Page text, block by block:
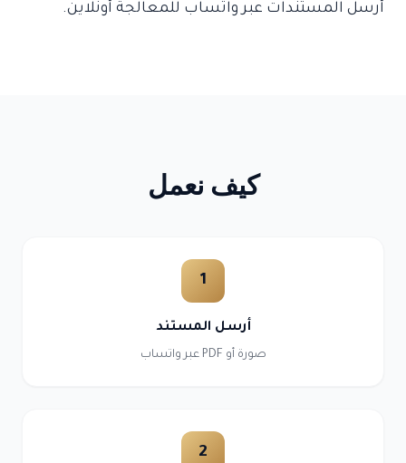
أرسل المستندات عبر واتساب للمعالجة أونلاين.
كيف نعمل
1
أرسل المستند
صورة أو PDF عبر واتساب
2